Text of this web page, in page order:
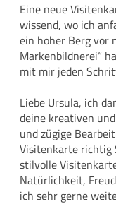
Eine neue
wissend, wo ich
ein hoher Berg vor
Markenbildnerei“
mit mir jeden
Liebe Ursula, ich
deine kreativen
und zügige
Visitenkarte richtig
stilvolle
Natürlichkeit,
ich sehr gerne